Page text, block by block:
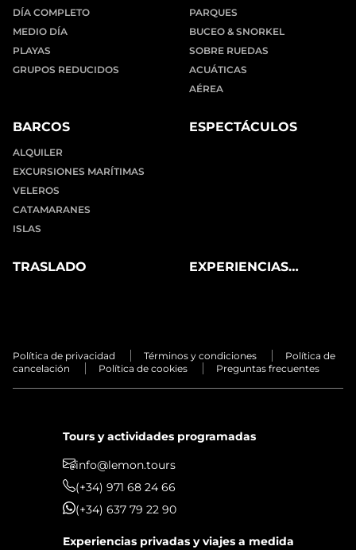
DÍA COMPLETO
MEDIO DÍA
PLAYAS
GRUPOS REDUCIDOS
PARQUES
BUCEO & SNORKEL
SOBRE RUEDAS
ACUÁTICAS
AÉREA
BARCOS
ALQUILER
EXCURSIONES MARÍTIMAS
VELEROS
CATAMARANES
ISLAS
ESPECTÁCULOS
TRASLADO
EXPERIENCIAS
Política de privacidad Términos y condiciones
Política de
cancelación
Política de cookies Preguntas frecuentes
Tours y actividades programadas
info@lemon.tours
(+34) 971 68 24 66
(+34) 637 79 22 90
Experiencias privadas y viajes a medida